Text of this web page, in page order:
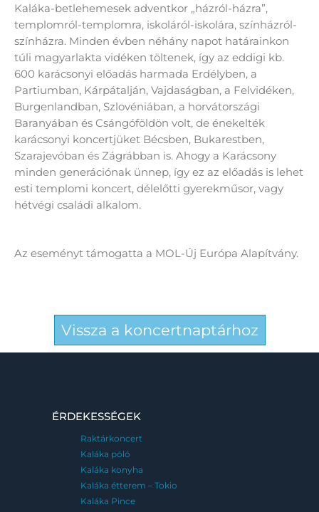
Kaláka-betlehemesek adventkor „házról-házra”,
templomról-templomra, iskoláról-iskolára, színházról-
színházra. Minden évben néhány napot határainkon
túli magyarlakta vidéken töltenek, így az eddigi kb.
600 karácsonyi előadás harmada Erdélyben, a
Partiumban, Kárpátalján, Vajdaságban, a Felvidéken,
Burgenlandban, Szlovéniában, a horvátországi
Baranyában és Csángóföldön volt, de énekelték
karácsonyi koncertjüket Bécsben, Bukarestben,
Szarajevóban és Zágrábban is. Ahogy a Karácsony
minden generációnak ünnep, így ez az előadás is lehet
esti templomi koncert, délelőtti gyerekműsor, vagy
hétvégi családi alkalom.
Az eseményt támogatta a MOL-Új Európa Alapítvány.
Vissza a koncertnaptárhoz
ÉRDEKESSÉGEK
Raktárkoncert
Kaláka póló
Kaláka konyha
Kaláka étterem – Tokio
Kaláka Pince